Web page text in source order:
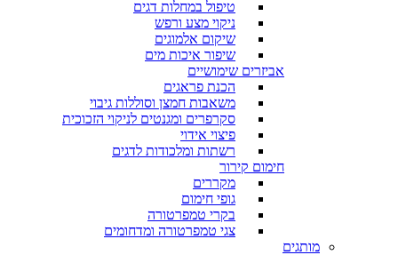
טיפול במחלות דגים
ניקוי מצע ורפש
שיקום אלמוגים
שיפור איכות מים
אביזרים שימושיים
הכנת פראגים
משאבות חמצן וסוללות גיבוי
סקרפרים ומגנטים לניקוי הזכוכית
פיצוי אידוי
רשתות ומלכודות לדגים
חימום קירור
מקררים
גופי חימום
בקרי טמפרטורה
צגי טמפרטורה ומדחומים
מותגים